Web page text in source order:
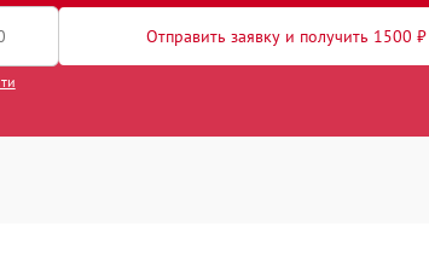
Отправить заявку и получить 1500 ₽